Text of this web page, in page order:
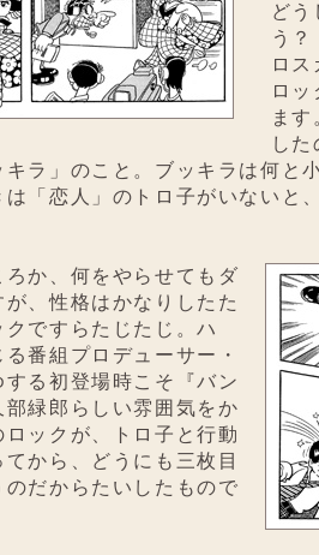
ど
う
ロ
ロ
ま
し
キラ」のこと。ブッキラは何と
は「恋人」のトロ子がいないと
か、何をやらせてもダ
が、性格はかなりしたた
ですらたじたじ。ハ
番組プロデューサー・
る初登場時こそ『バン
部緑郎らしい雰囲気をか
ロックが、トロ子と行動
から、どうにも三枚目
のだからたいしたもので